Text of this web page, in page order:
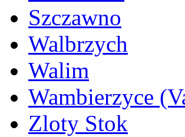
Szczawno
Walbrzych
Walim
Wambierzyce
Zloty Stok